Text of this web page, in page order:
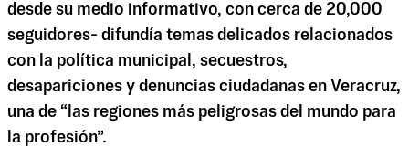
desde su medio informativo, con cerca de 20,000
seguidores- difundía temas delicados relacionados
con la política municipal, secuestros,
desapariciones y denuncias ciudadanas en Veracruz,
una de “las regiones más peligrosas del mundo para
la profesión”.